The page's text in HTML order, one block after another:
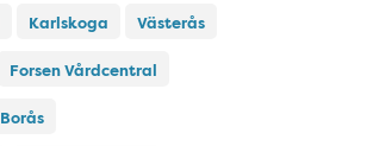
Karlskoga Västerås
Forsen Vårdcentral
Borås